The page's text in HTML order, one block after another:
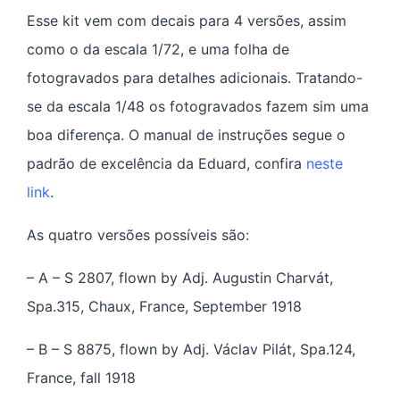
Esse kit vem com decais para 4 versões, assim
como o da escala 1/72, e uma folha de
fotogravados para detalhes adicionais. Tratando-
se da escala 1/48 os fotogravados fazem sim uma
boa diferença. O manual de instruções segue o
padrão de excelência da Eduard, confira neste
link.
As quatro versões possíveis são:
– A – S 2807, flown by Adj. Augustin Charvát,
Spa.315, Chaux, France, September 1918
– B – S 8875, flown by Adj. Václav Pilát, Spa.124,
France, fall 1918